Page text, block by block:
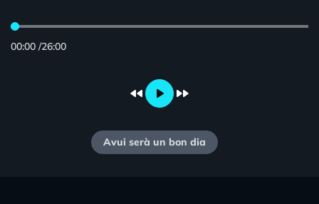
00:00 /26:00
fast_rewind play_arrow fast_forward
Avui serà un bon dia